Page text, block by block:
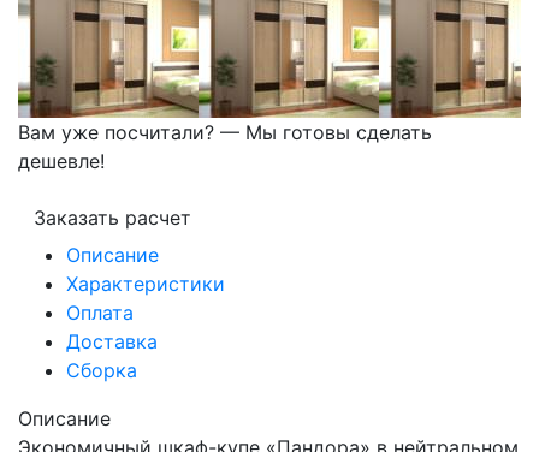
Вам уже посчитали? — Мы готовы сделать
дешевле!
Заказать расчет
Описание
Характеристики
Оплата
Доставка
Сборка
Описание
Экономичный шкаф-купе «Пандора» в нейтральном